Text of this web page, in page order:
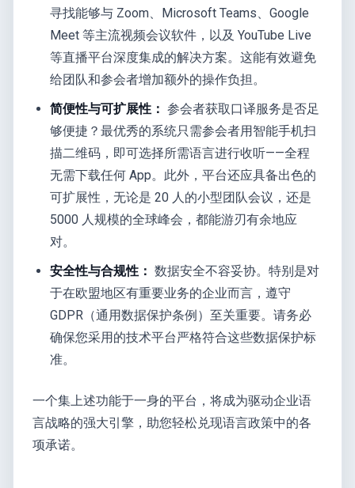
寻找能够与 Zoom、Microsoft Teams、Google
Meet 等主流视频会议软件，以及 YouTube Live
等直播平台深度集成的解决方案。这能有效避免
给团队和参会者增加额外的操作负担。
简便性与可扩展性： 参会者获取口译服务是否足
够便捷？最优秀的系统只需参会者用智能手机扫
描二维码，即可选择所需语言进行收听——全程
无需下载任何 App。此外，平台还应具备出色的
可扩展性，无论是 20 人的小型团队会议，还是
5000 人规模的全球峰会，都能游刃有余地应
对。
安全性与合规性： 数据安全不容妥协。特别是对
于在欧盟地区有重要业务的企业而言，遵守
GDPR（通用数据保护条例）至关重要。请务必
确保您采用的技术平台严格符合这些数据保护标
准。
一个集上述功能于一身的平台，将成为驱动企业语
言战略的强大引擎，助您轻松兑现语言政策中的各
项承诺。